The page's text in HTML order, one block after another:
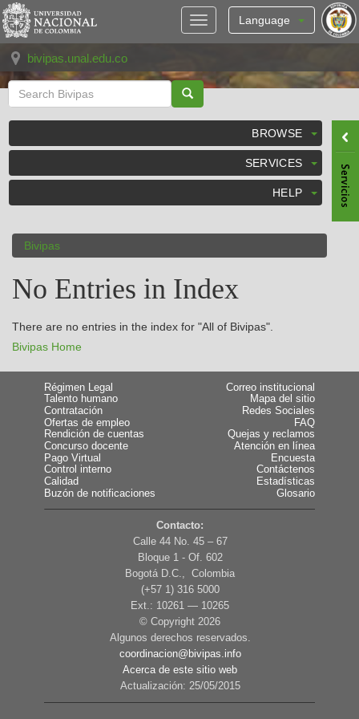
Skip
navigation
Language
bivipas.unal.edu.co
BROWSE
SERVICES
HELP
Bivipas
No Entries in Index
There are no entries in the index for "All of Bivipas".
Bivipas Home
Régimen Legal
Talento humano
Contratación
Ofertas de empleo
Rendición de cuentas
Concurso docente
Pago Virtual
Control interno
Calidad
Buzón de notificaciones
Correo institucional
Mapa del sitio
Redes Sociales
FAQ
Quejas y reclamos
Atención en línea
Encuesta
Contáctenos
Estadísticas
Glosario
Contacto:
Calle 44 No. 45 – 67
Bloque 1 - Of. 602
Bogotá D.C., Colombia
(+57 1) 316 5000
Ext.: 10261 — 10265
© Copyright 2026
Algunos derechos reservados.
coordinacion@bivipas.info
Acerca de este sitio web
Actualización: 25/05/2015